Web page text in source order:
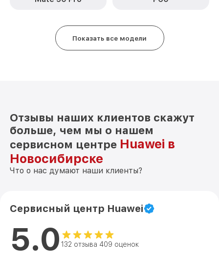
Чистка динамика, микрофонов от пыли
(с разбором) Y6 HuaweiПоказать все модели
Отзывы наших клиентов скажут
больше, чем мы о нашем
сервисном центре Huawei в
Новосибирске
Что о нас думают наши клиенты?
Сервисный центр Huawei
5.0 132 отзыва 409 оценок